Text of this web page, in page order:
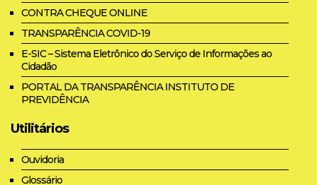
CONTRA CHEQUE ONLINE
TRANSPARÊNCIA COVID-19
E-SIC – Sistema Eletrônico do Serviço de Informações ao
Cidadão
PORTAL DA TRANSPARÊNCIA INSTITUTO DE
PREVIDÊNCIA
Utilitários
Ouvidoria
Glossário